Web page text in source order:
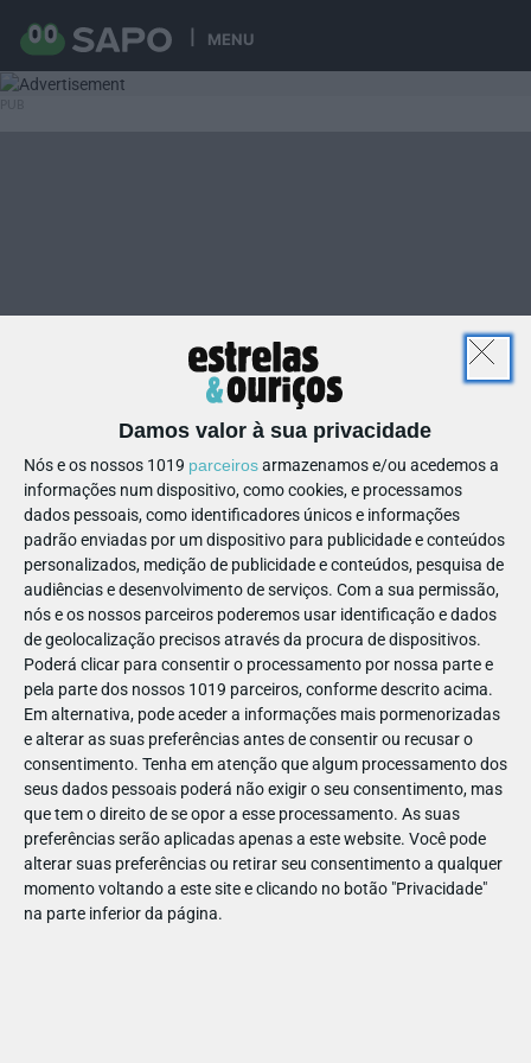
MENU
Damos valor à sua privacidade
Nós e os nossos 1019 parceirosarmazenamos e/ou acedemos a
informações num dispositivo, como cookies, e processamos
dados pessoais, como identificadores únicos e informações
padrão enviadas por um dispositivo para publicidade e conteúdos
personalizados, medição de publicidade e conteúdos, pesquisa de
audiências e desenvolvimento de serviços. Com a sua permissão,
nós e os nossos parceiros poderemos usar identificação e dados
de geolocalização precisos através da procura de dispositivos.
Poderá clicar para consentir o processamento por nossa parte e
pela parte dos nossos 1019 parceiros, conforme descrito acima.
Em alternativa, pode aceder a informações mais pormenorizadas
e alterar as suas preferências antes de consentir ou recusar o
consentimento. Tenha em atenção que algum processamento dos
seus dados pessoais poderá não exigir o seu consentimento, mas
que tem o direito de se opor a esse processamento. As suas
preferências serão aplicadas apenas a este website. Você pode
alterar suas preferências ou retirar seu consentimento a qualquer
momento voltando a este site e clicando no botão "Privacidade"
na parte inferior da página.
17
46745592152965